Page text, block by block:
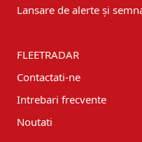
Lansare de alerte și
FLEETRADAR
Contactati-ne
Intrebari frecvente
Noutati